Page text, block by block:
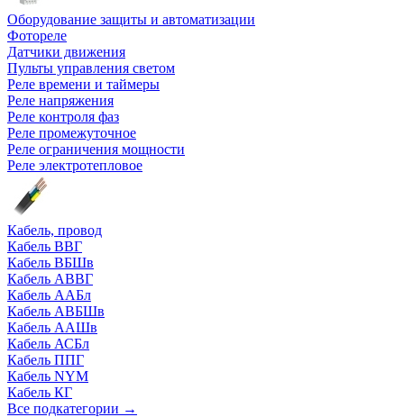
Оборудование защиты и автоматизации
Фотореле
Датчики движения
Пульты управления светом
Реле времени и таймеры
Реле напряжения
Реле контроля фаз
Реле промежуточное
Реле ограничения мощности
Реле электротепловое
Кабель, провод
Кабель ВВГ
Кабель ВБШв
Кабель АВВГ
Кабель ААБл
Кабель АВБШв
Кабель ААШв
Кабель АСБл
Кабель ППГ
Кабель NYM
Кабель КГ
Все подкатегории →